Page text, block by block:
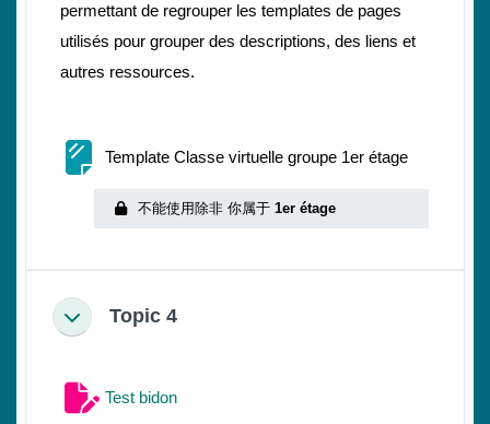
permettant de regrouper les templates de pages
utilisés pour grouper des descriptions, des liens et
autres ressources.
Template Classe virtuelle groupe 1er étage网页
不能使用除非 你属于1er étage
折叠 Topic 4
Test bidon作业